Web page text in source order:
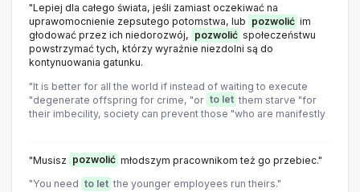
"Lepiej dla całego świata, jeśli zamiast oczekiwać na
uprawomocnienie zepsutego potomstwa, lub pozwolić im
głodować przez ich niedorozwój, pozwolić społeczeństwu
powstrzymać tych, którzy wyraźnie niezdolni są do
kontynuowania gatunku.
"It is better for all the world if instead of waiting to execute
"degenerate offspring for crime, "or to let them starve "for
their imbecility, society can prevent those "who are manifestly
"Musisz pozwolić młodszym pracownikom też go przebiec."
"You need to let the younger employees run theirs."